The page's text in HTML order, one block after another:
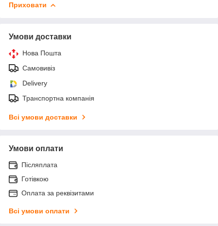
Приховати
Умови доставки
Нова Пошта
Самовивіз
Delivery
Транспортна компанія
Всі умови доставки
Умови оплати
Післяплата
Готівкою
Оплата за реквізитами
Всі умови оплати